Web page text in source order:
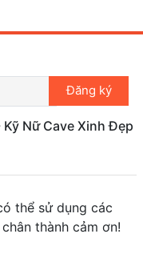
Đăng ký
Nữ Cave Xinh Đẹp
thể sử dụng các
thành cảm ơn!